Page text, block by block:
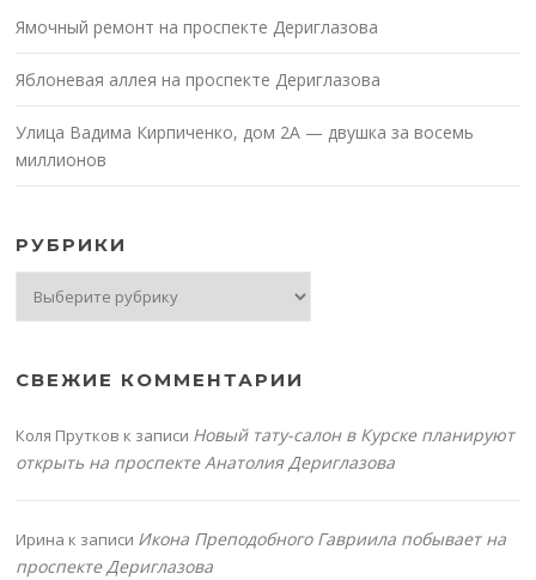
Ямочный ремонт на проспекте Дериглазова
Яблоневая аллея на проспекте Дериглазова
Улица Вадима Кирпиченко, дом 2А — двушка за восемь
миллионов
РУБРИКИ
СВЕЖИЕ КОММЕНТАРИИ
Коля Прутков к записи Новый тату-салон в Курске планируют
открыть на проспекте Анатолия Дериглазова
Ирина к записи Икона Преподобного Гавриила побывает на
проспекте Дериглазова